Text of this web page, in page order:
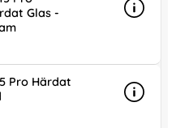
Glas -
Info
mer
Pro Härdat
Info
mer